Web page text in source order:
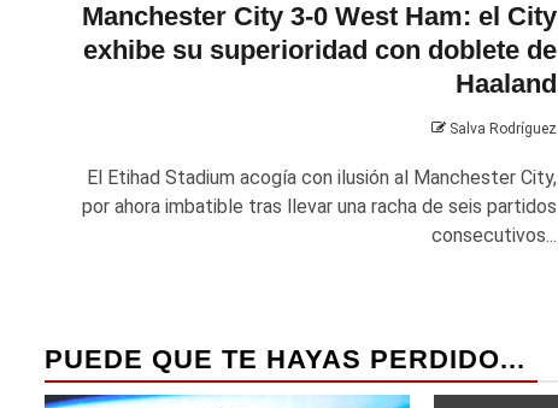
Manchester City 3-0 West Ham: el City
exhibe su superioridad con doblete de
Haaland
Salva Rodríguez
El Etihad Stadium acogía con ilusión al Manchester City,
por ahora imbatible tras llevar una racha de seis partidos
consecutivos...
PUEDE QUE TE HAYAS PERDIDO...